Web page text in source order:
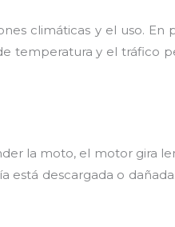
climáticas y el uso. En
temperatura y el tráfico
la moto, el motor gira
está descargada o